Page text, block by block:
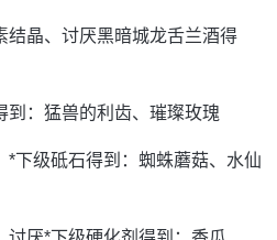
结晶、讨厌黑暗城龙舌兰酒得
到：猛兽的利齿、璀璨玫瑰
*下级砥石得到：蜘蛛蘑菇、水仙